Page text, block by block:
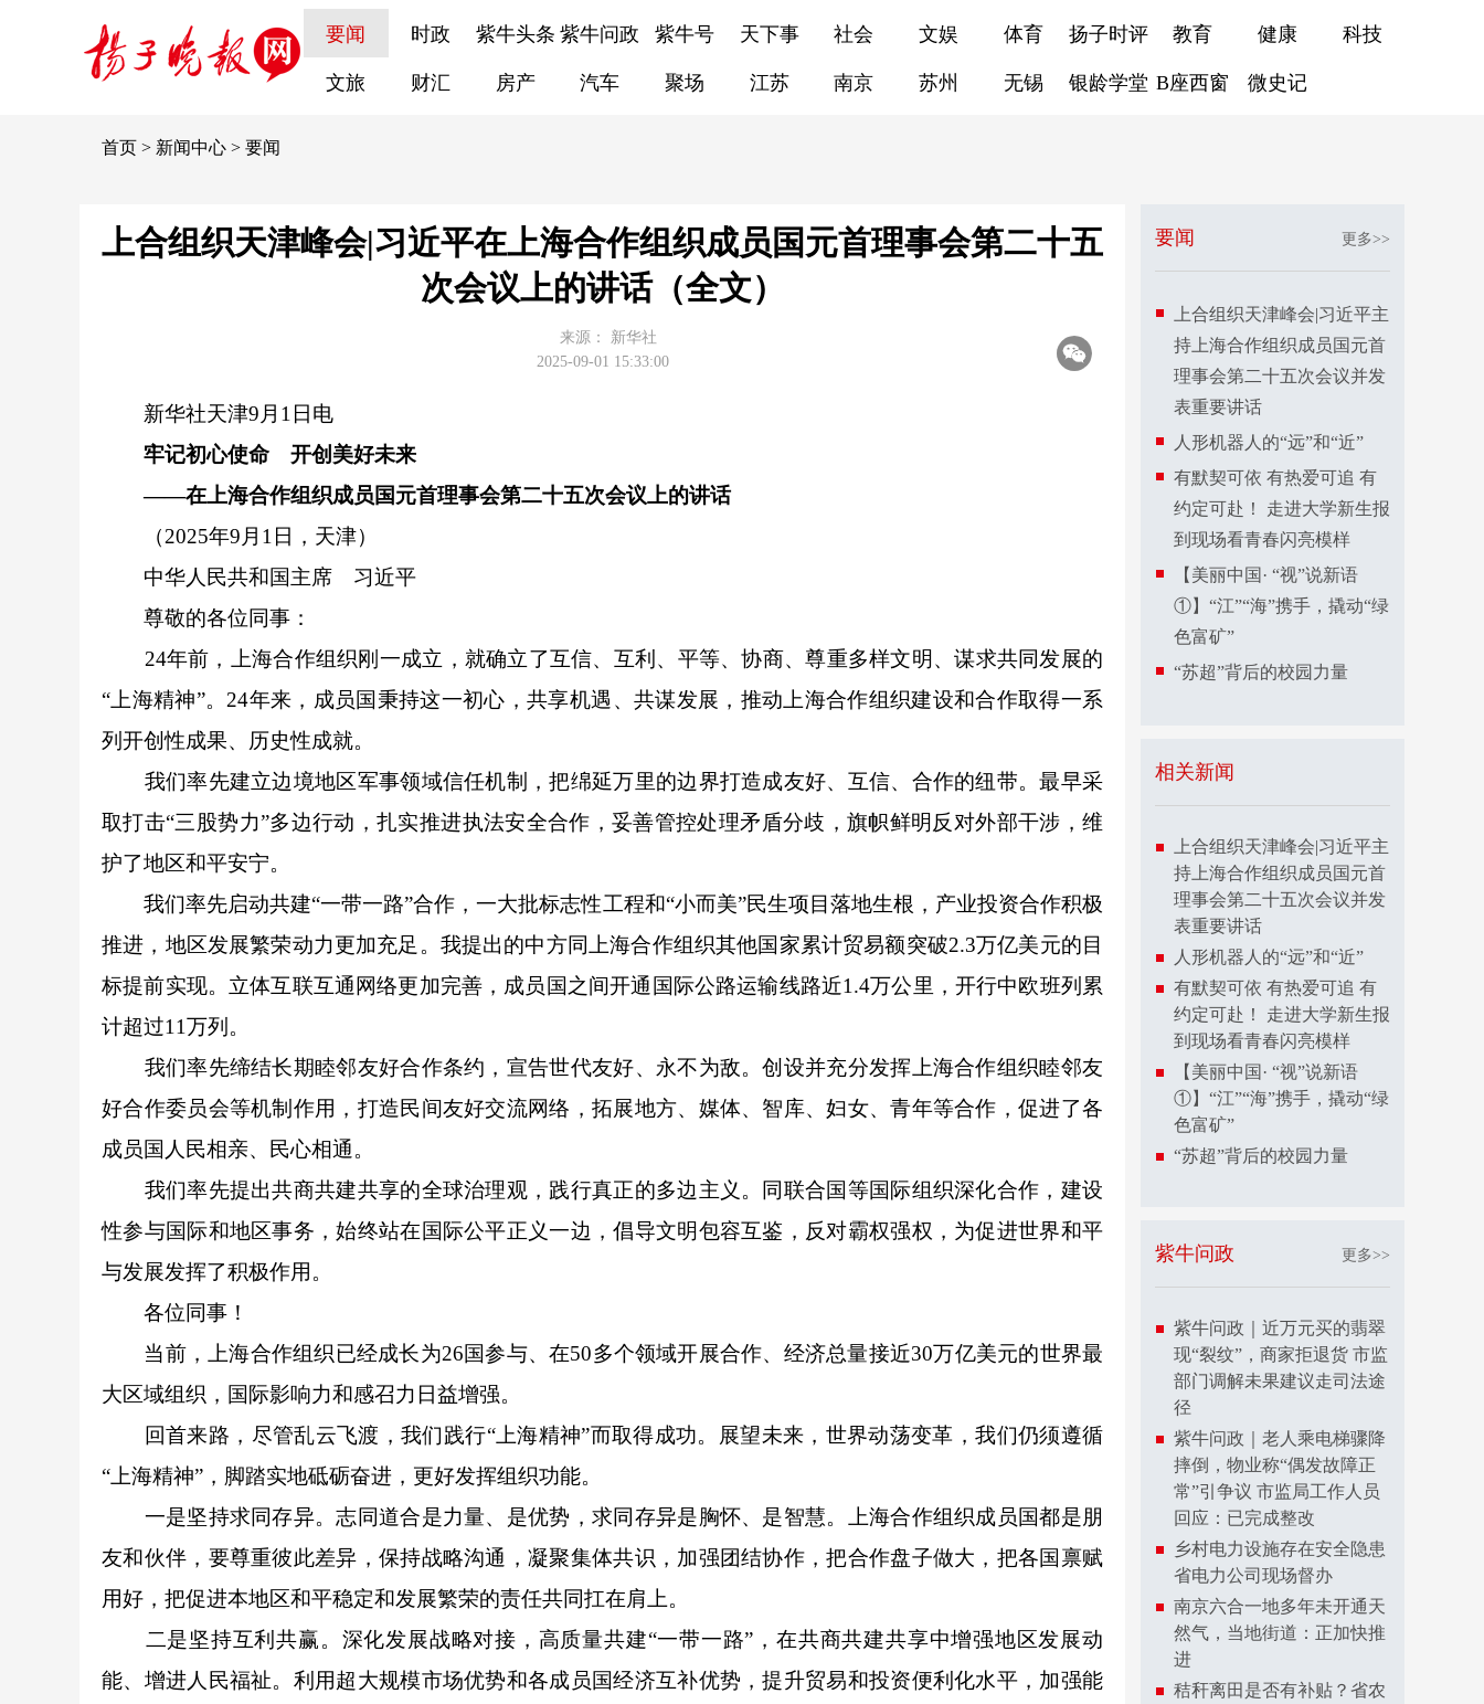
要闻 时政 紫牛头条 紫牛问政 紫牛号 天下事 社会 文娱 体育 扬子时评 教育 健康 科技
文旅 财汇 房产 汽车 聚场 江苏 南京 苏州 无锡 银龄学堂 B座西窗 微史记
首页 > 新闻中心 > 要闻
上合组织天津峰会|习近平在上海合作组织成员国元首理事会第二十五
次会议上的讲话（全文）
来源：
新华社
2025-09-01 15:33:00
新华社天津9月1日电
牢记初心使命 开创美好未来
——在上海合作组织成员国元首理事会第二十五次会议上的讲话
（2025年9月1日，天津）
中华人民共和国主席 习近平
尊敬的各位同事：
24年前，上海合作组织刚一成立，就确立了互信、互利、平等、协商、尊重多样文明、谋求共同发展的
“上海精神”。24年来，成员国秉持这一初心，共享机遇、共谋发展，推动上海合作组织建设和合作取得一系
列开创性成果、历史性成就。
我们率先建立边境地区军事领域信任机制，把绵延万里的边界打造成友好、互信、合作的纽带。最早采
取打击“三股势力”多边行动，扎实推进执法安全合作，妥善管控处理矛盾分歧，旗帜鲜明反对外部干涉，维
护了地区和平安宁。
我们率先启动共建“一带一路”合作，一大批标志性工程和“小而美”民生项目落地生根，产业投资合作积极
推进，地区发展繁荣动力更加充足。我提出的中方同上海合作组织其他国家累计贸易额突破2.3万亿美元的目
标提前实现。立体互联互通网络更加完善，成员国之间开通国际公路运输线路近1.4万公里，开行中欧班列累
计超过11万列。
我们率先缔结长期睦邻友好合作条约，宣告世代友好、永不为敌。创设并充分发挥上海合作组织睦邻友
好合作委员会等机制作用，打造民间友好交流网络，拓展地方、媒体、智库、妇女、青年等合作，促进了各
成员国人民相亲、民心相通。
我们率先提出共商共建共享的全球治理观，践行真正的多边主义。同联合国等国际组织深化合作，建设
性参与国际和地区事务，始终站在国际公平正义一边，倡导文明包容互鉴，反对霸权强权，为促进世界和平
与发展发挥了积极作用。
各位同事！
当前，上海合作组织已经成长为26国参与、在50多个领域开展合作、经济总量接近30万亿美元的世界最
大区域组织，国际影响力和感召力日益增强。
回首来路，尽管乱云飞渡，我们践行“上海精神”而取得成功。展望未来，世界动荡变革，我们仍须遵循
“上海精神”，脚踏实地砥砺奋进，更好发挥组织功能。
一是坚持求同存异。志同道合是力量、是优势，求同存异是胸怀、是智慧。上海合作组织成员国都是朋
友和伙伴，要尊重彼此差异，保持战略沟通，凝聚集体共识，加强团结协作，把合作盘子做大，把各国禀赋
用好，把促进本地区和平稳定和发展繁荣的责任共同扛在肩上。
二是坚持互利共赢。深化发展战略对接，高质量共建“一带一路”，在共商共建共享中增强地区发展动
能、增进人民福祉。利用超大规模市场优势和各成员国经济互补优势，提升贸易和投资便利化水平，加强能
要闻 更多>>
上合组织天津峰会|习近平主
持上海合作组织成员国元首
理事会第二十五次会议并发
表重要讲话
人形机器人的“远”和“近”
有默契可依 有热爱可追 有
约定可赴！ 走进大学新生报
到现场看青春闪亮模样
【美丽中国· “视”说新语
①】“江”“海”携手，撬动“绿
色富矿”
“苏超”背后的校园力量
相关新闻
上合组织天津峰会|习近平主
持上海合作组织成员国元首
理事会第二十五次会议并发
表重要讲话
人形机器人的“远”和“近”
有默契可依 有热爱可追 有
约定可赴！ 走进大学新生报
到现场看青春闪亮模样
【美丽中国· “视”说新语
①】“江”“海”携手，撬动“绿
色富矿”
“苏超”背后的校园力量
紫牛问政 更多>>
紫牛问政｜近万元买的翡翠
现“裂纹”，商家拒退货 市监
部门调解未果建议走司法途
径
紫牛问政｜老人乘电梯骤降
摔倒，物业称“偶发故障正
常”引争议 市监局工作人员
回应：已完成整改
乡村电力设施存在安全隐患
省电力公司现场督办
南京六合一地多年未开通天
然气，当地街道：正加快推
进
秸秆离田是否有补贴？省农